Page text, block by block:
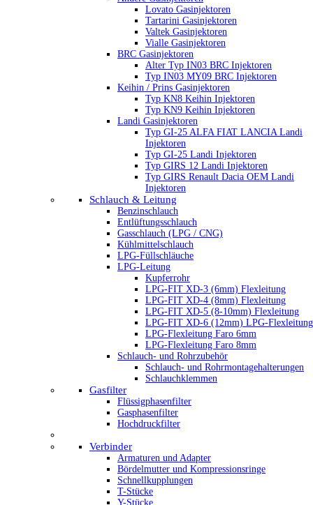
Lovato Gasinjektoren
Tartarini Gasinjektoren
Valtek Gasinjektoren
Vialle Gasinjektoren
BRC Gasinjektoren
Alter Typ IN03 BRC Injektoren
Typ IN03 MY09 BRC Injektoren
Keihin / Prins Gasinjektoren
Typ KN8 Keihin Injektoren
Typ KN9 Keihin Injektoren
Landi Gasinjektoren
Typ GI-25 ALFA FIAT LANCIA Landi
Injektoren
Typ GI-25 Landi Injektoren
Typ GIRS 12 Landi Injektoren
Typ GIRS Renault Dacia OEM Landi
Injektoren
Schlauch & Leitung
Benzinschlauch
Entlüftungsschlauch
Gasschlauch (LPG / CNG)
Kühlmittelschlauch
LPG-Füllschläuche
LPG-Leitung
Kupferrohr
LPG-FIT XD-3 (6mm) Flexleitung
LPG-FIT XD-4 (8mm) Flexleitung
LPG-FIT XD-5 (8-10mm) Flexleitung
LPG-FIT XD-6 (12mm) LPG-Flexleitung
LPG-Flexleitung Faro 6mm
LPG-Flexleitung Faro 8mm
Schlauch- und Rohrzubehör
Schlauch- und Rohrmontagehalterungen
Schlauchklemmen
Gasfilter
Flüssigphasenfilter
Gasphasenfilter
Hochdruckfilter
Verbinder
Armaturen und Adapter
Bördelmutter und Kompressionsringe
Schnellkupplungen
T-Stücke
Y-Stücke